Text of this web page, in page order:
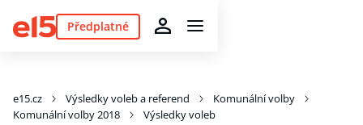
Předplatné
e15.cz Výsledky voleb a referend
Komunální volby
Komunální volby 2018
Výsledky voleb